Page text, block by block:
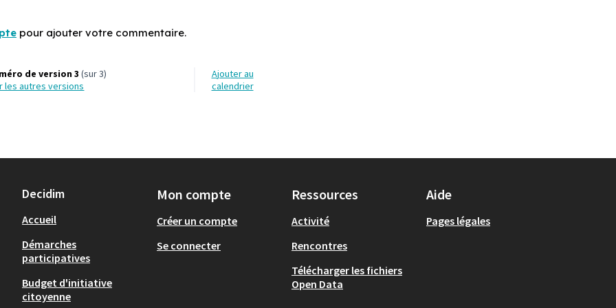
pour ajouter votre commentaire.
de version 3 (sur 3)
les autres versions
Ajouter au
calendrier
Decidim
Accueil
Démarches
participatives
Budget d'initiative
citoyenne
Mon compte
Créer un compte
Se connecter
Ressources
Activité
Rencontres
Télécharger les fichiers
Open Data
Aide
Pages légales